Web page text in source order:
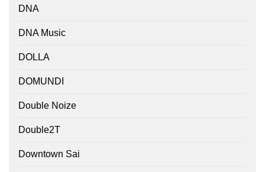
DNA
DNA Music
DOLLA
DOMUNDI
Double Noize
Double2T
Downtown Sai